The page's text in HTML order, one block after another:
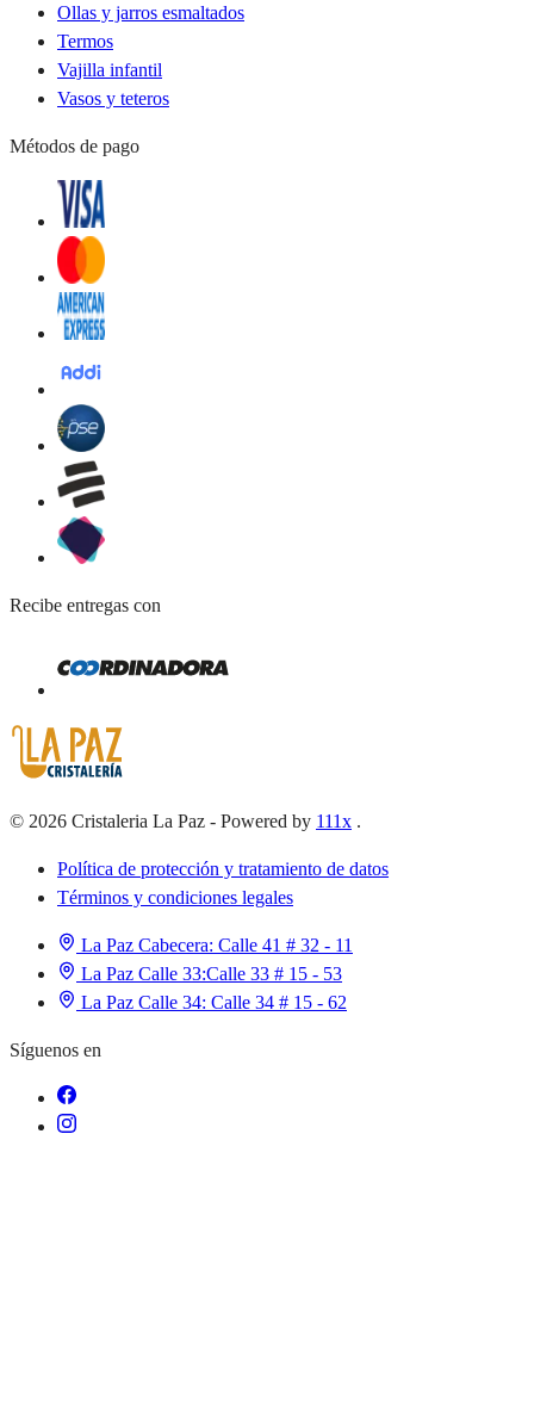
Ollas y jarros esmaltados
Termos
Vajilla infantil
Vasos y teteros
Métodos de pago
Recibe entregas con
© 2026 Cristaleria La Paz - Powered by 111x .
Política de protección y tratamiento de datos
Términos y condiciones legales
La Paz Cabecera: Calle 41 # 32 - 11
La Paz Calle 33:Calle 33 # 15 - 53
La Paz Calle 34: Calle 34 # 15 - 62
Síguenos en